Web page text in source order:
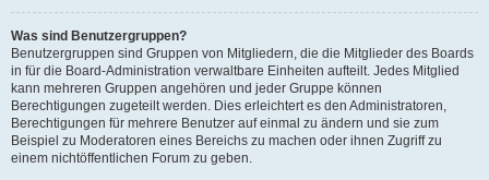
Was sind Benutzergruppen?
Benutzergruppen sind Gruppen von Mitgliedern, die die Mitglieder des Boards
in für die Board-Administration verwaltbare Einheiten aufteilt. Jedes Mitglied
kann mehreren Gruppen angehören und jeder Gruppe können
Berechtigungen zugeteilt werden. Dies erleichtert es den Administratoren,
Berechtigungen für mehrere Benutzer auf einmal zu ändern und sie zum
Beispiel zu Moderatoren eines Bereichs zu machen oder ihnen Zugriff zu
einem nichtöffentlichen Forum zu geben.